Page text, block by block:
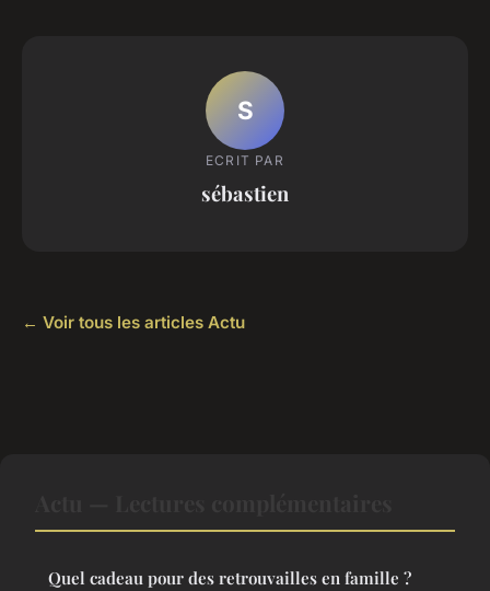
S
ECRIT PAR
sébastien
← Voir tous les articles Actu
Quel cadeau pour des retrouvailles en famille ?